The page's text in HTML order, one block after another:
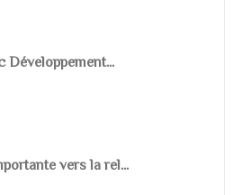
Développement...
vers la rel...